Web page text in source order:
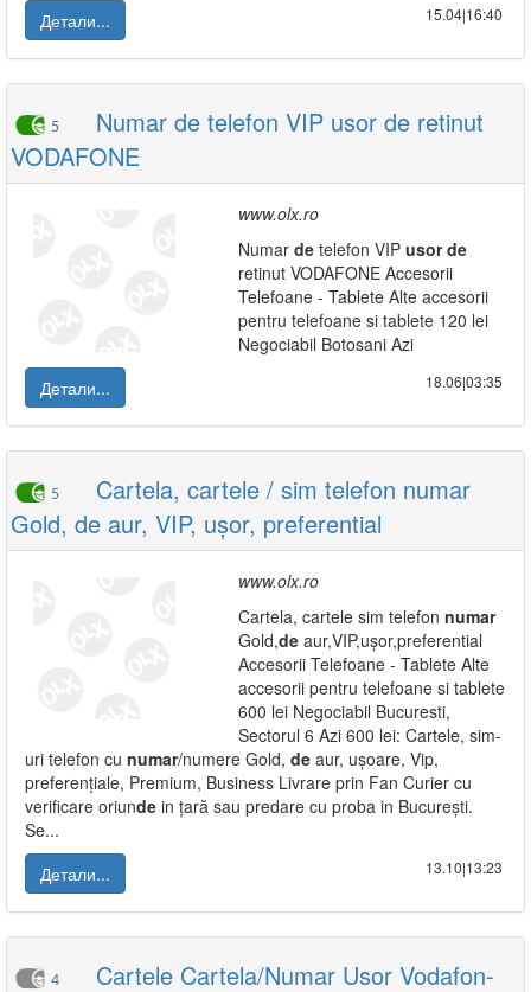
Детали...
15.04|16:40
5
Numar de telefon VIP usor de retinut
VODAFONE
www.olx.ro
Numar de telefon VIP usor de
retinut VODAFONE Accesorii
Telefoane - Tablete Alte accesorii
pentru telefoane si tablete 120 lei
Negociabil Botosani Azi
Детали...
18.06|03:35
5
Cartela, cartele / sim telefon numar
Gold, de aur, VIP, ușor, preferential
www.olx.ro
Cartela, cartele sim telefon numar
Gold,de aur,VIP,ușor,preferential
Accesorii Telefoane - Tablete Alte
accesorii pentru telefoane si tablete
600 lei Negociabil Bucuresti,
Sectorul 6 Azi 600 lei: Cartele, sim-
uri telefon cu numar/numere Gold, de aur, ușoare, Vip,
preferențiale, Premium, Business Livrare prin Fan Curier cu
verificare oriunde in țară sau predare cu proba in București.
Se...
Детали...
13.10|13:23
4
Cartele Cartela/Numar Usor Vodafon-